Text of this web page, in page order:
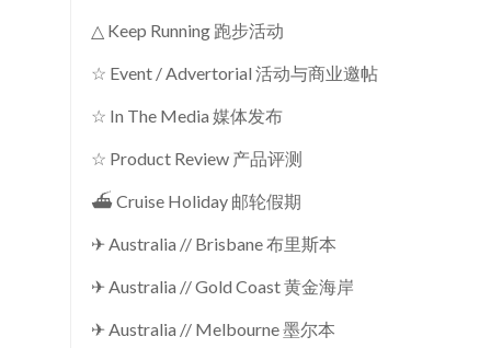
△ Keep Running 跑步活动
☆ Event / Advertorial 活动与商业邀帖
☆ In The Media 媒体发布
☆ Product Review 产品评测
⛴ Cruise Holiday 邮轮假期
✈ Australia // Brisbane 布里斯本
✈ Australia // Gold Coast 黄金海岸
✈ Australia // Melbourne 墨尔本